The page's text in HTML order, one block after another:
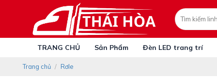
Tìm
kiếm:
TRANG CHỦ Sản Phẩm Đèn LED trang trí
Trang chủ / Rơle